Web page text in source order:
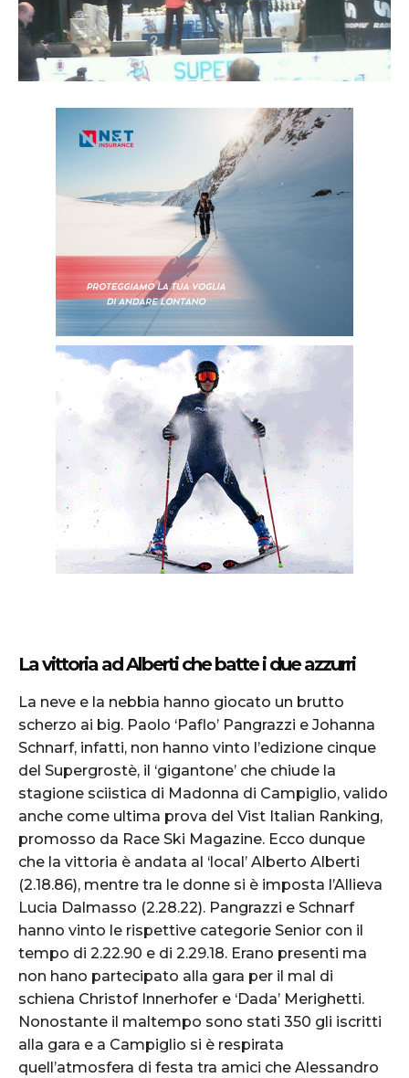
La vittoria ad Alberti che batte i due azzurri
La neve e la nebbia hanno giocato un brutto
scherzo ai big. Paolo ‘Paflo’ Pangrazzi e Johanna
Schnarf, infatti, non hanno vinto l’edizione cinque
del Supergrostè, il ‘gigantone’ che chiude la
stagione sciistica di Madonna di Campiglio, valido
anche come ultima prova del Vist Italian Ranking,
promosso da Race Ski Magazine. Ecco dunque
che la vittoria è andata al ‘local’ Alberto Alberti
(2.18.86), mentre tra le donne si è imposta l’Allieva
Lucia Dalmasso (2.28.22). Pangrazzi e Schnarf
hanno vinto le rispettive categorie Senior con il
tempo di 2.22.90 e di 2.29.18. Erano presenti ma
non hano partecipato alla gara per il mal di
schiena Christof Innerhofer e ‘Dada’ Merighetti.
Nonostante il maltempo sono stati 350 gli iscritti
alla gara e a Campiglio si è respirata
quell’atmosfera di festa tra amici che Alessandro